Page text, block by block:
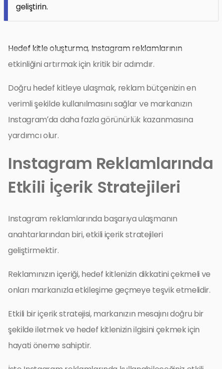
geliştirin.
Hedef kitle oluşturma, Instagram reklamlarının
etkinliğini artırmak için kritik bir adımdır.
Doğru hedef kitleye ulaşmak, reklam bütçenizin en
verimli şekilde kullanılmasını sağlar ve markanızın
Instagram’da daha fazla görünürlük kazanmasına
yardımcı olur.
Instagram Reklamlarında
Etkili İçerik Stratejileri
Instagram reklamlarında başarıya ulaşmanın
anahtarlarından biri, etkili içerik stratejileri
geliştirmektir.
Reklamınızın içeriği, hedef kitlenizin dikkatini çekmeli ve
onları markanızla etkileşime geçmeye teşvik etmelidir.
Etkili bir içerik stratejisi, markanızın mesajını doğru bir
şekilde iletmek ve hedef kitlenizin ilgisini çekmek için
hayati öneme sahiptir.